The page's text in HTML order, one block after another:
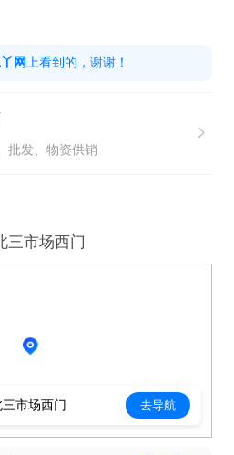
街道北三市场西门
网 上看到的，谢谢！
批发、物资供销
三市场西门
市场西门 去导航